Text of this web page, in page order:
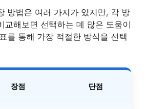
방법은 여러 가지가 있지만, 각 방
교해보면 선택하는 데 많은 도움이
를 통해 가장 적절한 방식을 선택
장점 단점